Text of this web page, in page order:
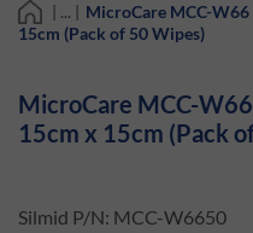
| ... | MicroCare MCC-
15cm (Pack of 50 Wipes)
MicroCare MCC-
15cm x 15cm (Pack
Silmid P/N: MCC-W6650